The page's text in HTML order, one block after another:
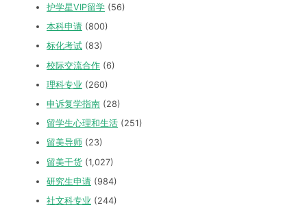
护学星VIP留学 (56)
本科申请 (800)
标化考试 (83)
校际交流合作 (6)
理科专业 (260)
申诉复学指南 (28)
留学生心理和生活 (251)
留美导师 (23)
留美干货 (1,027)
研究生申请 (984)
社文科专业 (244)